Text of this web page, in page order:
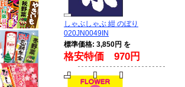
しゃぶしゃぶ 紺 のぼり
020JN0049IN
標準価格: 3,850円 を
格安特価 970円